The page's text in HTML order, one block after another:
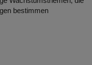
bestimmen